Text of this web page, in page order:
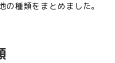
種類をまとめました。